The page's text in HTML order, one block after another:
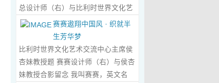
总设计师（右）与比利时世界文化艺
术交流中心主席侯杏妹教授及其题词
合影留念 ‍ 赛赛/文 ‍ 近日有幸与比利时
籍华裔艺术家陆惟华、侯杏妹夫妇倾
心晤谈，此番交流没有客套的寒暄，
唯有艺术与文化的深度共鸣，言辞间
赛赛遨翔中国风 · 织就半
生芳华梦
比利时世界文化艺术交流中心主席侯
杏妹教授题 赛赛设计师（右）与侯杏
妹教授合影留念 我叫赛赛，英文名